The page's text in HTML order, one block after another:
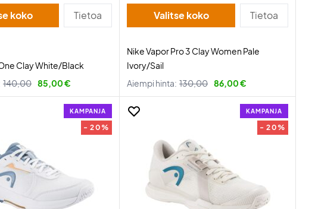
Valitse koko Tietoa
Clay White/Black
140,00 85,00 €
Valitse koko Tietoa
Nike Vapor Pro 3 Clay Women Pale
Ivory/Sail
Aiempi hinta: 130,00 86,00 €
KAMPANJA
- 20%
KAMPANJA
- 20%